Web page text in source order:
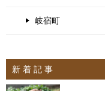
岐宿町
新 着 記 事